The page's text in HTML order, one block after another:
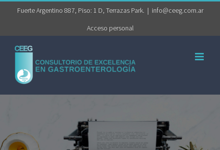
SaltarFuerte Argentino 887, Piso: 1 D, Terrazas Park. | info@ceeg.com.ar
Acceso personal